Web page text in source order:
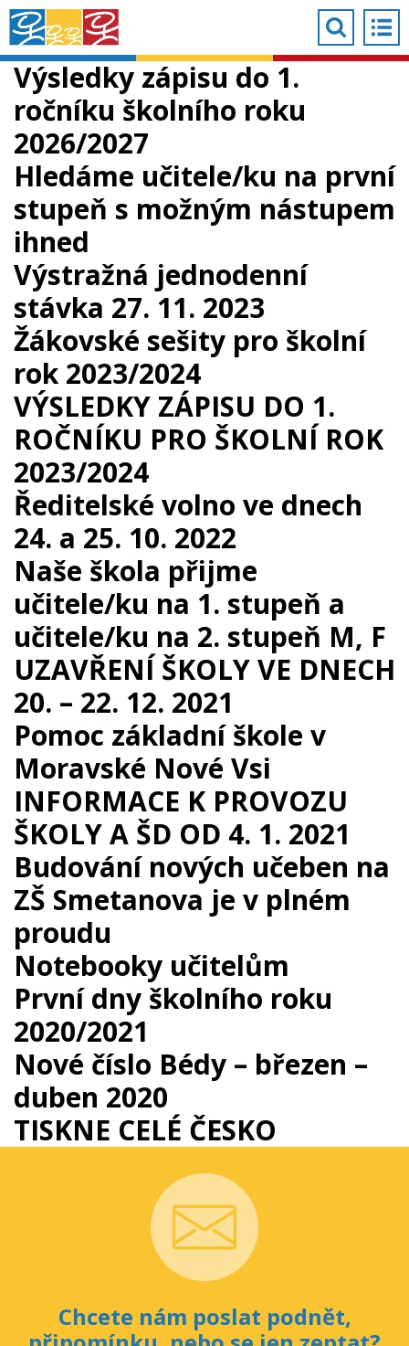
Výsledky zápisu do 1.
ročníku školního roku
2026/2027
Hledáme učitele/ku na první
stupeň s možným nástupem
ihned
Výstražná jednodenní
stávka 27. 11. 2023
Žákovské sešity pro školní
rok 2023/2024
VÝSLEDKY ZÁPISU DO 1.
ROČNÍKU PRO ŠKOLNÍ ROK
2023/2024
Ředitelské volno ve dnech
24. a 25. 10. 2022
Naše škola přijme
učitele/ku na 1. stupeň a
učitele/ku na 2. stupeň M, F
UZAVŘENÍ ŠKOLY VE DNECH
20. – 22. 12. 2021
Pomoc základní škole v
Moravské Nové Vsi
INFORMACE K PROVOZU
ŠKOLY A ŠD OD 4. 1. 2021
Budování nových učeben na
ZŠ Smetanova je v plném
proudu
Notebooky učitelům
První dny školního roku
2020/2021
Nové číslo Bédy – březen –
duben 2020
TISKNE CELÉ ČESKO
Chcete nám poslat podnět,